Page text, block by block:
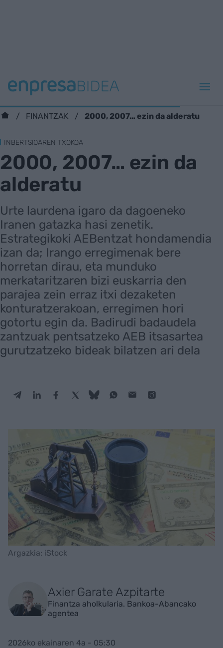
FINANTZAK 2000, 2007… ezin da alderatu
INBERTSIOAREN TXOKOA
2000, 2007… ezin da
alderatu
Urte laurdena igaro da dagoeneko
Iranen gatazka hasi zenetik.
Estrategikoki AEBentzat hondamendia
izan da; Irango erregimenak bere
horretan dirau, eta munduko
merkataritzaren bizi euskarria den
parajea zein erraz itxi dezaketen
konturatzerakoan, erregimen hori
gotortu egin da. Badirudi badaudela
zantzuak pentsatzeko AEB itsasartea
gurutzatzeko bideak bilatzen ari dela
Argazkia: iStock
Axier Garate Azpitarte
Finantza aholkularia. Bankoa-Abancako
agentea
2026ko ekainaren 4a - 05:30